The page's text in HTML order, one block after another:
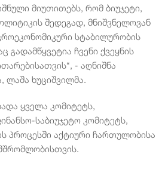
მიუთითებს, რომ ბიუჯეტი,
შედეგად, მნიშვნელოვან
სტაბილურობის
გადამწყვეტია ჩვენი ქვეყნის
- აღნიშნა
ლაშა ხუციშვილმა.
ყველა კომიტეტს,
საბიუჯეტო კომიტეტს,
პროცესში აქტიური ჩართულობისა